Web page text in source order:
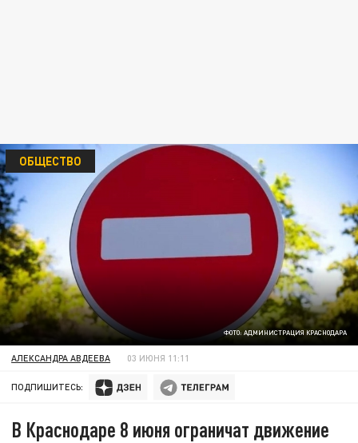
ФОТО: АДМИНИСТРАЦИЯ КРАСНОДАРА
ОБЩЕСТВО
АЛЕКСАНДРА АВДЕЕВА 03 ИЮНЯ 11:11
ПОДПИШИТЕСЬ:
В Краснодаре 8 июня ограничат движение